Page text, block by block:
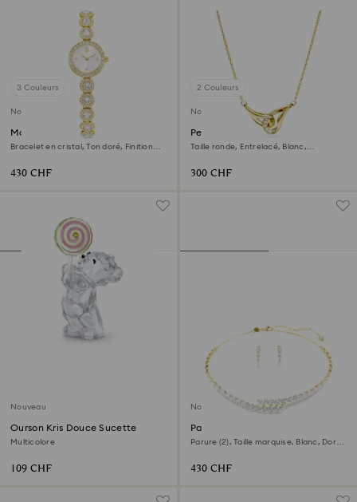
3 Couleurs
Nouveau
Montre Una Angelic
Bracelet en cristal, Ton doré, Finition
430 CHF
2 Couleurs
Nouveau
Pendentif Swarovski Classica
Taille ronde, Entrelacé, Blanc,
300 CHF
Nouveau
Ourson Kris Douce Sucette
Multicolore
109 CHF
Nouveau
Parure Mesmera
Parure (2), Taille marquise, Blanc, Doré
430 CHF